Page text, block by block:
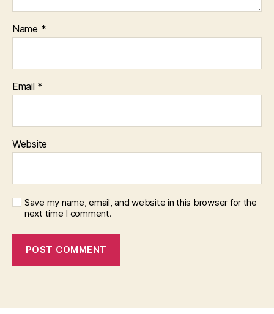
Name *
Email *
Website
Save my name, email, and website in this browser for the
next time I comment.